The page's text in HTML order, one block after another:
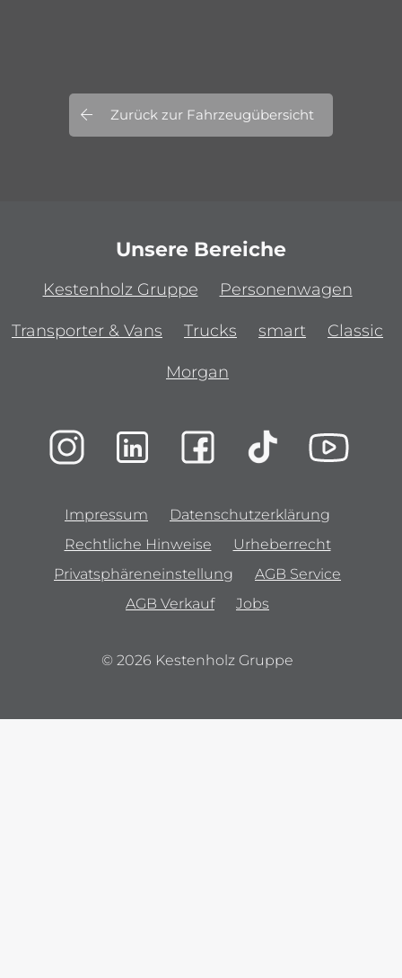
Zurück zur Fahrzeugübersicht
Unsere Bereiche
Kestenholz Gruppe Personenwagen
Transporter & Vans Trucks smart Classic
Morgan
Impressum
Datenschutzerklärung
Rechtliche Hinweise
Urheberrecht
Privatsphäreneinstellung
AGB Service
AGB Verkauf
Jobs
© 2026 Kestenholz Gruppe